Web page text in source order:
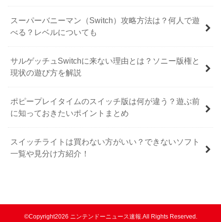
スーパーバニーマン（Switch）攻略方法は？何人で遊
べる？レベルについても
サルゲッチュSwitchに来ない理由とは？ソニー版権と
現状の遊び方を解説
ポピープレイタイムのスイッチ版は何が違う？遊ぶ前
に知っておきたいポイントまとめ
スイッチライトは買わない方がいい？できないソフト
一覧や見分け方紹介！
©Copyright2026 ニンテンドーニュース速報 .All Rights Reserved.